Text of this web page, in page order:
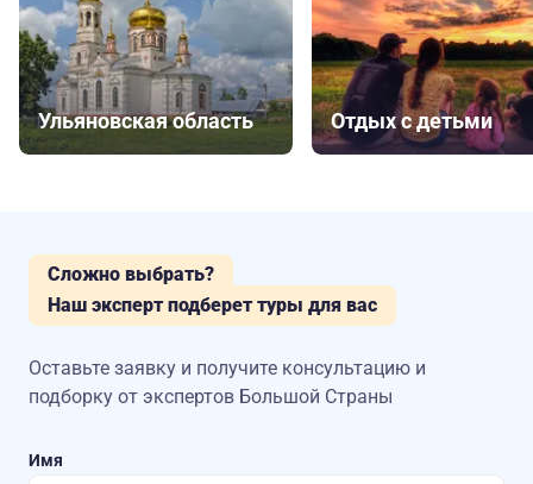
Ульяновская область Отдых с детьми
Сложно выбрать?
Наш эксперт подберет туры для вас
Оставьте заявку и получите консультацию и
подборку от экспертов Большой Страны
Имя